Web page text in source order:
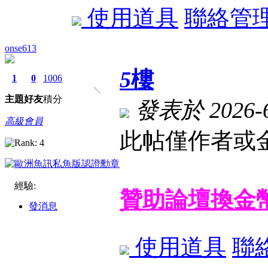
使用道具 聯絡管
onse613
1
主題
0
好友
1006
積分
高級會員
經驗:
發消息
5樓
發表於
此帖僅作者或
贊助論壇換
使用道具 聯